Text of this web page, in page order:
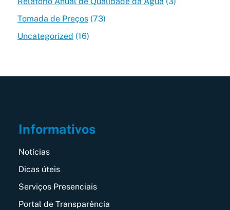
Tomada de Preços(73)
Uncategorized (16)
Informativos
Notícias
Dicas úteis
Serviços Presenciais
Portal de Transparência